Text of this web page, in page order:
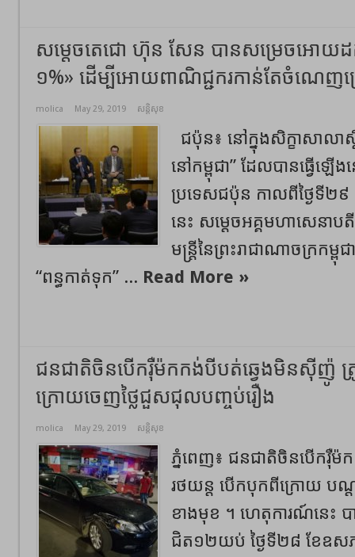
សម្តេចតេជោ ហ៊ុន សែន បានសម្រេចអោយដ
១%» ដើម្បីអោយពាណិជ្ជករកាន់តែចំណេញច្
molica May 29, 2019 សន្តិសុខ
ជប៉ុន៖ នៅក្នុងសិក្ខាសាល
នៅកម្ពុជា” ដែលបានធ្វើឡើ
ប្រទេសជប៉ុន កាលពីថ្ងៃទី
នេះ សម្ដេចអគ្គមហាសេនា
មន្ត្រីនៃព្រះរាជាណាចក្រកម្
“ពន្ធកាត់ទុក” ... Read More »
ជនជាតិចិនបើករ៉ឺម៉កកង់បីបត់ឆ្វេងមិនស៊ីញ៉ូ ត្
ក្រោយចេញថ្លៃជួសជុលបញ្ចប់រឿង
molica May 29, 2019 សន្តិសុខ
ភ្នំពេញ៖ ជនជាតិចិនបើករ៉ឺ
រថយន្ត បើកបុកពីក្រោយ បណ្ដ
ខាងមុខ ។ ហេតុការណ៍នេះ
ជិត១២យប់ ថ្ងៃទី២៨ ខែឧស